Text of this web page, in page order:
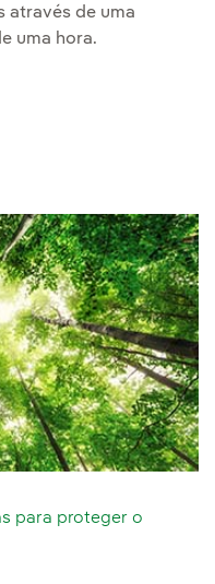
através de uma
uma hora.
uma iniciativa
uma iniciativa
do Planeta, uma
para proteger o